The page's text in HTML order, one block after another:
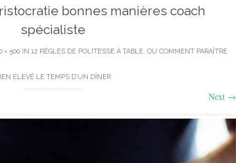
bonnes manières coach
spécialiste
× 500 IN 12 RÈGLES DE POLITESSE À TABLE, OU COMMENT PARAÎTRE
ÉLEVÉ LE TEMPS D’UN DÎNER
Next →